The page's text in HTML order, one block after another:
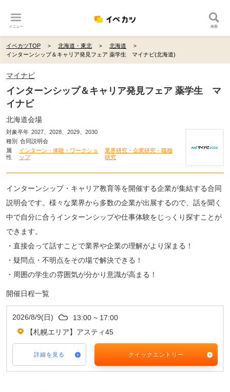
メニュー 検索
イベカツTOP 北海道・東北
北海道
インターンシップ＆キャリア発見フェア 薬学生 マイナビ(北海道)
マイナビ
インターンシップ＆キャリア発見フェア 薬学生 マ
イナビ
北海道会場
対象卒年 2027、2028、2029、2030
種別 合同説明会
属
性
インターン・体験・ワークショ
ップ
業界研究・企業研究・職種
研究
インターンシップ・キャリア教育等を開催する企業が集結する合同
説明会です。様々な業界から多数の企業が出展するので、話を聞く
中で自分に合うインターンシップや仕事体験をじっくり探すことが
できます。
・直接会って話すことで業界や企業の理解がより深まる！
・疑問点・不明点をその場で解決できる！
・周囲の学生の雰囲気が分かり意識が高まる！
開催日程一覧
2026/8/9(日)
13:00 ~ 17:00
【札幌エリア】アスティ45
詳細を見る クイックエントリー